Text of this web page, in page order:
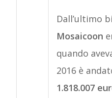
Dall’ultimo
Mosaicoon
quando
2016 è
1.818.007